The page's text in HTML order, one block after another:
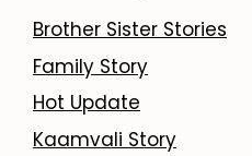
Brother Sister Stories
Family Story
Hot Update
Kaamvali Story